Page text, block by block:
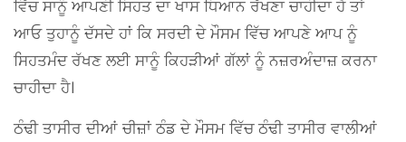
ਵਿੱਚ ਸਾਨੂੰ ਆਪਣੀ ਸਿਹਤ ਦਾ ਖਾਸ ਧਿਆਨ ਰੱਖਣਾ ਚਾਹੀਦਾ ਹੈ ਤਾਂ
ਆਓ ਤੁਹਾਨੂੰ ਦੱਸਦੇ ਹਾਂ ਕਿ ਸਰਦੀ ਦੇ ਮੌਸਮ ਵਿੱਚ ਆਪਣੇ ਆਪ ਨੂੰ
ਸਿਹਤਮੰਦ ਰੱਖਣ ਲਈ ਸਾਨੂੰ ਕਿਹੜੀਆਂ ਗੱਲਾਂ ਨੂੰ ਨਜ਼ਰਅੰਦਾਜ਼ ਕਰਨਾ
ਚਾਹੀਦਾ ਹੈ।
ਠੰਢੀ ਤਾਸੀਰ ਦੀਆਂ ਚੀਜ਼ਾਂ ਠੰਡ ਦੇ ਮੌਸਮ ਵਿੱਚ ਠੰਢੀ ਤਾਸੀਰ ਵਾਲੀਆਂ